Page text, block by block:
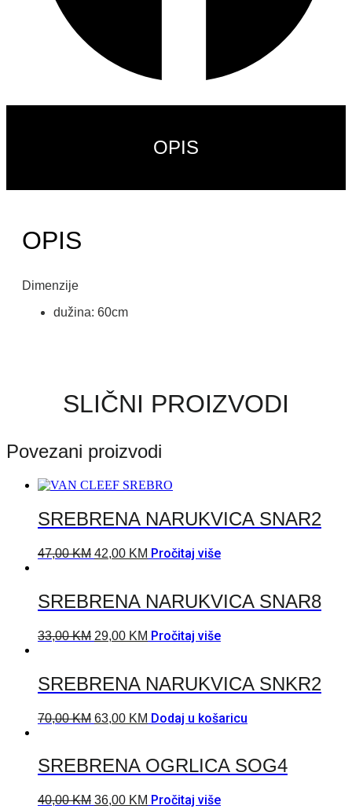
OPIS
OPIS
Dimenzije
dužina: 60cm
SLIČNI PROIZVODI
Povezani proizvodi
SREBRENA NARUKVICA SNAR2
47,00KM 42,00 KM Pročitaj više
SREBRENA NARUKVICA SNAR8
33,00KM 29,00 KM Pročitaj više
SREBRENA NARUKVICA SNKR2
70,00KM 63,00 KM Dodaj u košaricu
SREBRENA OGRLICA SOG4
40,00KM 36,00 KM Pročitaj više